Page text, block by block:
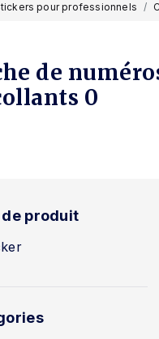
pour professionnels
de
0
de produit